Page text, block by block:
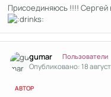
Присоединяюсь !!!! Сергей
gumar Пользователи
Опубликовано:18
АВТОР